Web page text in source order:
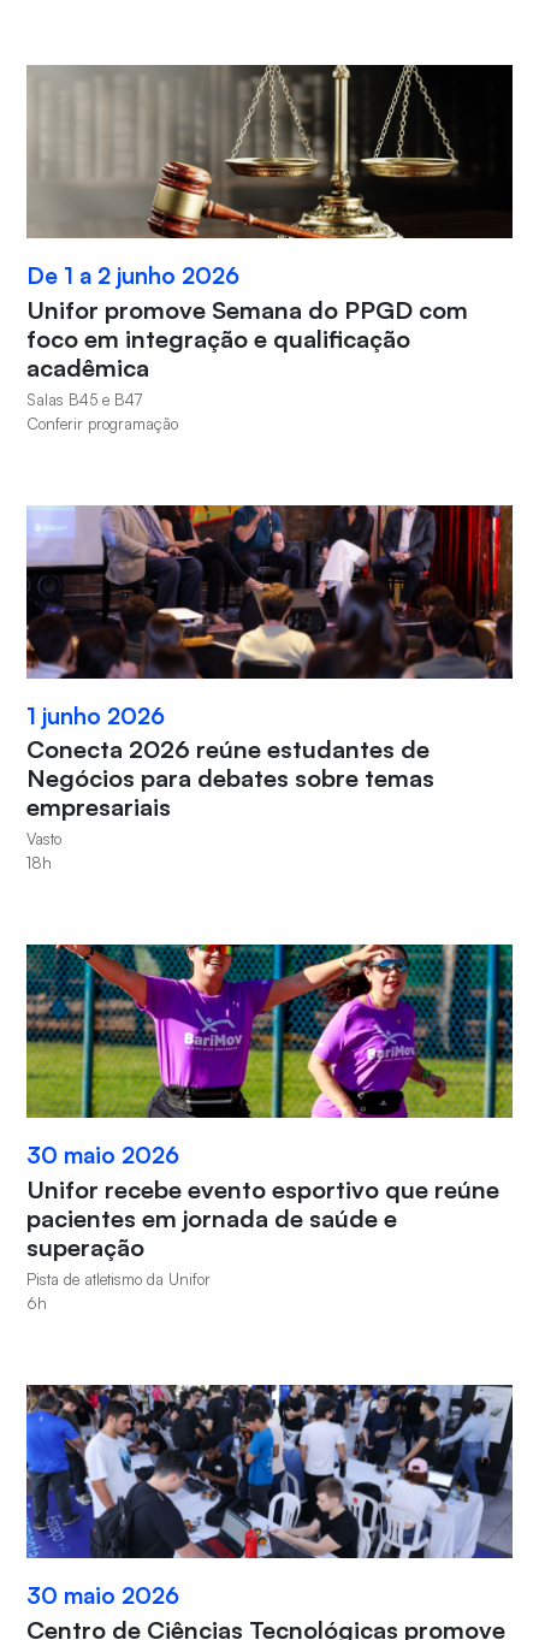
De 1 a 2 junho 2026
Unifor promove Semana do PPGD com
foco em integração e qualificação
acadêmica
Salas B45 e B47
Conferir programação
1 junho 2026
Conecta 2026 reúne estudantes de
Negócios para debates sobre temas
empresariais
Vasto
18h
30 maio 2026
Unifor recebe evento esportivo que reúne
pacientes em jornada de saúde e
superação
Pista de atletismo da Unifor
6h
30 maio 2026
Centro de Ciências Tecnológicas promove